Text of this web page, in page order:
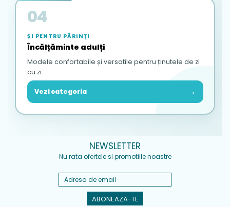
04
ȘI PENTRU PĂRINȚI
Încălțăminte adulți
Modele confortabile și versatile pentru ținutele de zi
cu zi.
Vezi categoria →
NEWSLETTER
Nu rata ofertele si promotiile noastre